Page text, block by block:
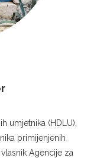
umjetnika (HDLU),
primijenjenih
Agencije za